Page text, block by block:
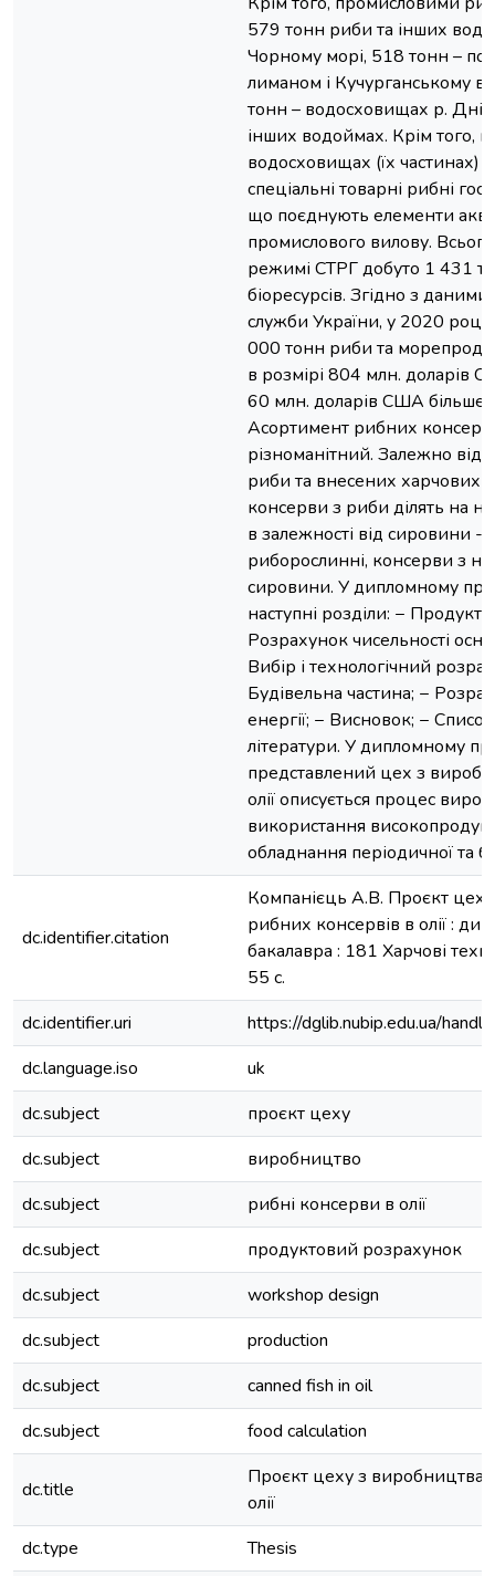
579 тонн риби та інших
Чорному морі, 518 тонн –
лиманом і Кучурганському
тонн – водосховищах р.
інших водоймах. Крім того,
водосховищах (їх частинах)
спеціальні товарні рибні
що поєднують елементи
промислового вилову.
режимі СТРГ добуто 1 431
біоресурсів. Згідно з
служби України, у 2020 році
000 тонн риби та
в розмірі 804 млн. доларів
60 млн. доларів США більше,
Асортимент рибних
різноманітний. Залежно від
риби та внесених харчових
консерви з риби ділять на
в залежності від сировини -
риборослинні, консерви з
сировини. У дипломному
наступні розділи: −
Розрахунок чисельності
Вибір і технологічний
Будівельна частина; −
енергії; − Висновок; −
літератури. У дипломному
представлений цех з
олії описується процес
використання
обладнання періодичної та
dc.identifier.citation
Компанієць А.В. Проєкт
рибних консервів в олії :
бакалавра : 181 Харчові
55 с.
dc.identifier.uri
https://dglib.nubip.edu.ua/
dc.language.iso
uk
dc.subject
проєкт цеху
dc.subject
виробництво
dc.subject
рибні консерви в олії
dc.subject
продуктовий розрахунок
dc.subject
workshop design
dc.subject
production
dc.subject
canned fish in oil
dc.subject
food calculation
dc.title
Проєкт цеху з виробництва
олії
dc.type
Thesis